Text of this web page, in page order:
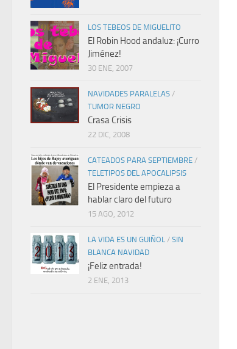
LOS TEBEOS DE MIGUELITO
El Robin Hood andaluz: ¡Curro
Jiménez!
30 ENE, 2007
NAVIDADES PARALELAS /
TUMOR NEGRO
Crasa Crisis
22 DIC, 2008
CATEADOS PARA SEPTIEMBRE /
TELETIPOS DEL APOCALIPSIS
El Presidente empieza a
hablar claro del futuro
15 AGO, 2012
LA VIDA ES UN GUIÑOL / SIN
BLANCA NAVIDAD
¡Feliz entrada!
2 ENE, 2013